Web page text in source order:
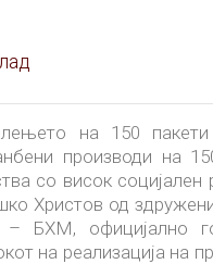
на 150
производи на
со висок социјален
Христов од
– БХМ, официјално
на реализација на